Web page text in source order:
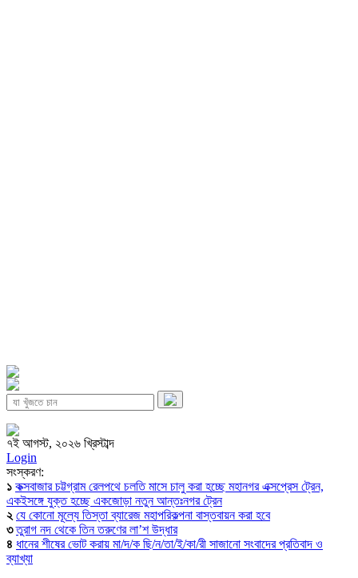
৭ই আগস্ট, ২০২৬ খ্রিস্টাব্দ
Login
সংস্করণ:
১ কক্সবাজার চট্টগ্রাম রেলপথে চলতি মাসে চালু করা হচ্ছে মহানগর এক্সপ্রেস ট্রেন,
একইসঙ্গে যুক্ত হচ্ছে একজোড়া নতুন আন্তঃনগর ট্রেন
২ যে কোনো মূল্যে তিস্তা ব্যারেজ মহাপরিকল্পনা বাস্তবায়ন করা হবে
৩ তুরাগ নদ থেকে তিন তরুণের লা’শ উদ্ধার
৪ ধানের শীষের ভোট করায় মা/দ/ক ছি/ন/তা/ই/কা/রী সাজানো সংবাদের প্রতিবাদ ও
ব্যাখ্যা